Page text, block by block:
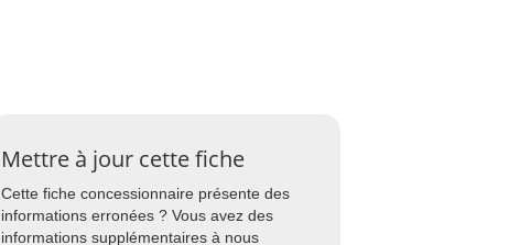
Mettre à jour cette fiche
Cette fiche concessionnaire présente des
informations erronées ? Vous avez des
informations supplémentaires à nous